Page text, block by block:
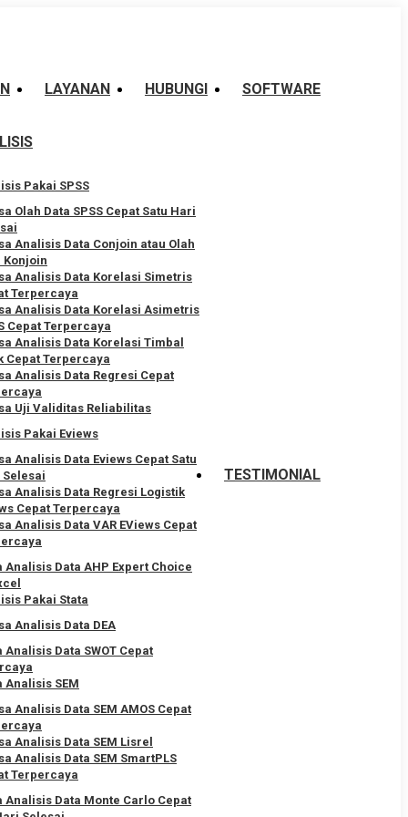
LAYANAN HUBUNGI SOFTWARE
Pakai SPSS
Olah Data SPSS Cepat Satu Hari
Analisis Data Conjoin atau Olah
Konjoin
Analisis Data Korelasi Simetris
Terpercaya
Analisis Data Korelasi Asimetris
Cepat Terpercaya
Analisis Data Korelasi Timbal
Cepat Terpercaya
Analisis Data Regresi Cepat
Uji Validitas Reliabilitas
Pakai Eviews
Analisis Data Eviews Cepat Satu
Analisis Data Regresi Logistik
Cepat Terpercaya
Analisis Data VAR EViews Cepat
Analisis Data AHP Expert Choice
Pakai Stata
Analisis Data DEA
Analisis Data SWOT Cepat
Analisis SEM
Analisis Data SEM AMOS Cepat
Analisis Data SEM Lisrel
Analisis Data SEM SmartPLS
Terpercaya
Analisis Data Monte Carlo Cepat
TESTIMONIAL